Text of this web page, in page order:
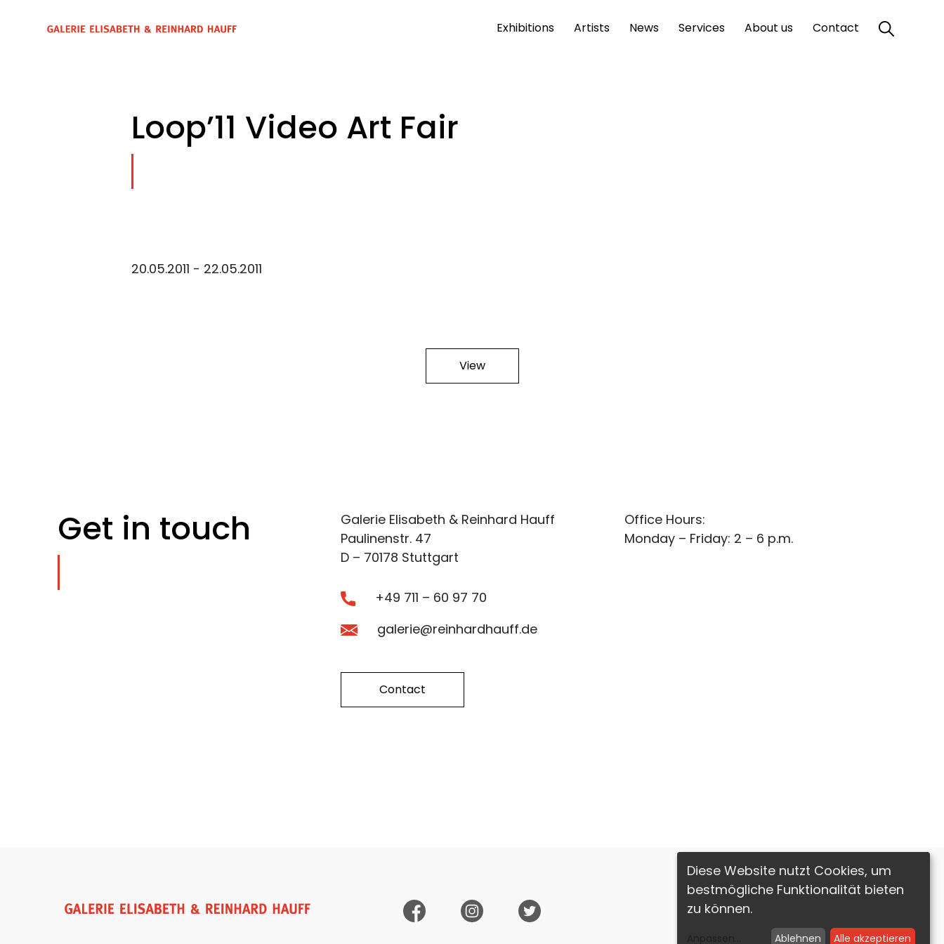
Exhibitions Artists News Services About us Contact
Loop’11 Video Art Fair
20.05.2011 - 22.05.2011
View
Get in touch
Galerie Elisabeth & Reinhard Hauff
Paulinenstr. 47
D – 70178 Stuttgart
+49 711 – 60 97 70
galerie@reinhardhauff.de
Contact
Office Hours:
Monday – Friday: 2 – 6 p.m.
Imprint
Diese Website nutzt Cookies, um
bestmögliche Funktionalität bieten
zu können.
Ablehnen Alle akzeptieren